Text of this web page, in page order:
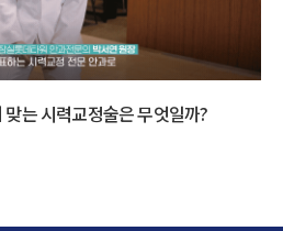
는 시력교정술은 무엇일까?